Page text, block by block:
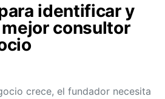
identificar y
consultor
crece, el fundador necesita